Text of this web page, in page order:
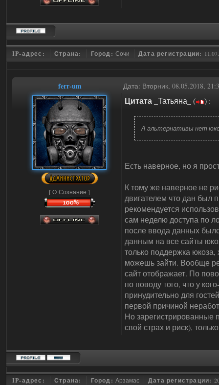
IP-адрес: Страна: Город:Сочи Дата регистрации:
ferr-um Дата: Вторник, 08.05.2018,
[ О-Сознание ]
Цитата _Татьяна_ ( ) :
А альтернативы нет
Есть наверное, но я
К тому же наверное не
двигателем что дан был
рекомендуется
сам неделю доступа по
после ввода данных
данным на все сайты
только поддержка юкоза,
можешь зайти. Вообще
сайт отображает. По
по поводу того, что у
принудительно для
первой причиной
Но зарегистрированные
свой страх и риск),
IP-адрес: Страна: Город:Арзамас Дата регистрации: